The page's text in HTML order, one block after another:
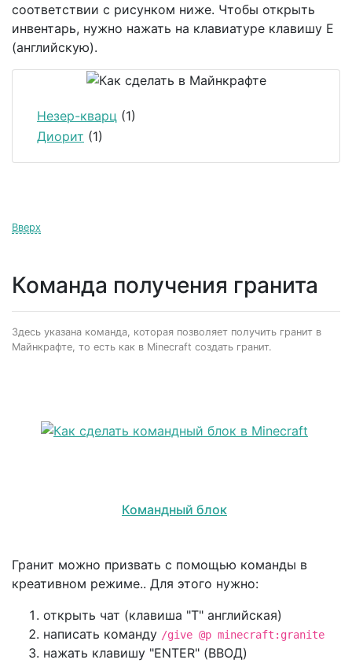
соответствии с рисунком ниже. Чтобы открыть
инвентарь, нужно нажать на клавиатуре клавишу E
(английскую).
Незер-кварц (1)
Диорит (1)
Вверх
Команда получения гранита
Здесь указана команда, которая позволяет получить гранит в
Майнкрафте, то есть как в Minecraft создать гранит.
Командный блок
Гранит можно призвать с помощью команды в
креативном режиме.. Для этого нужно:
открыть чат (клавиша "T" английская)
написать команду /give @p minecraft:granite
нажать клавишу "ENTER" (ВВОД)